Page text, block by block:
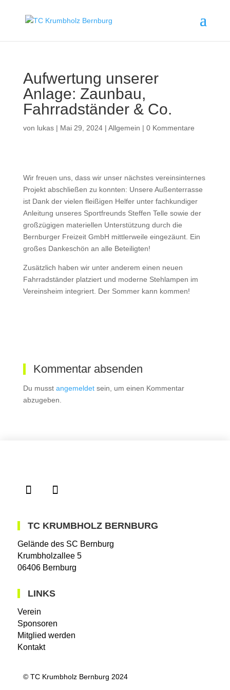
Aufwertung unserer
Anlage: Zaunbau,
Fahrradständer & Co.
von lukas| Mai 29, 2024| Allgemein | 0 Kommentare
Wir freuen uns, dass wir unser nächstes vereinsinternes
Projekt abschließen zu konnten: Unsere Außenterrasse
ist Dank der vielen fleißigen Helfer unter fachkundiger
Anleitung unseres Sportfreunds Steffen Telle sowie der
großzügigen materiellen Unterstützung durch die
Bernburger Freizeit GmbH mittlerweile eingezäunt. Ein
großes Dankeschön an alle Beteiligten!
Zusätzlich haben wir unter anderem einen neuen
Fahrradständer platziert und moderne Stehlampen im
Vereinsheim integriert. Der Sommer kann kommen!
Kommentar absenden
Du musst angemeldetsein, um einen Kommentar
abzugeben.
TC KRUMBHOLZ BERNBURG
Gelände des SC Bernburg
Krumbholzallee 5
06406 Bernburg
LINKS
Verein
Sponsoren
Mitglied werden
Kontakt
© TC Krumbholz Bernburg 2024